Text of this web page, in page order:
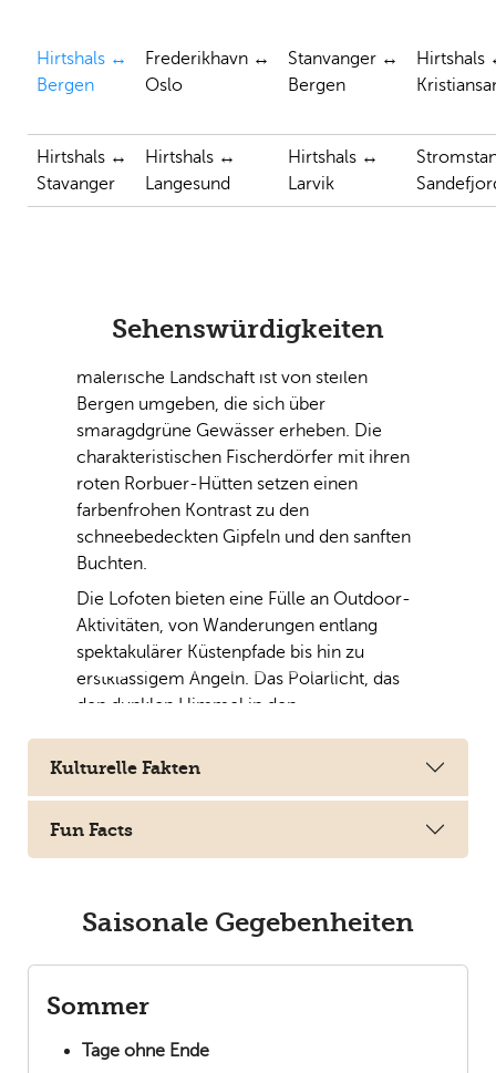
Hirtshals ↔
Bergen
Frederikhavn ↔
Oslo
Stanvanger ↔
Bergen
Hirtshals
Hirtshals ↔
Stavanger
Hirtshals ↔
Langesund
Hirtshals ↔
Larvik
Sehenswürdigkeiten
Lofoten
fasziniert mit ihrer atemberaubenden
malerische Landschaft ist von steilen
Bergen umgeben, die sich über
smaragdgrüne Gewässer erheben. Die
charakteristischen Fischerdörfer mit ihren
roten Rorbuer-Hütten setzen einen
farbenfrohen Kontrast zu den
schneebedeckten Gipfeln und den sanften
Buchten.
Die Lofoten bieten eine Fülle an Outdoor-
Aktivitäten, von Wanderungen entlang
spektakulärer Küstenpfade bis hin zu
erstklassigem Angeln. Das Polarlicht, das
den dunklen Himmel in den
diesem Ort eine mystische Aura.
Die Lofoten sind nicht nur ein visuelles
Wunder, sondern auch ein Rückzugsort,
Previous
Kulturelle Fakten
Fun Facts
Saisonale Gegebenheiten
Sommer
Tage ohne Ende